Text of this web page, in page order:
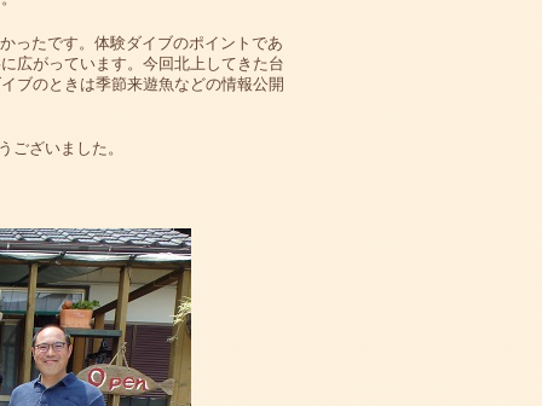
ったです。体験ダイブのポイントであ
広がっています。今回北上してきた台
ブのときは季節来遊魚などの情報公開
ございました。